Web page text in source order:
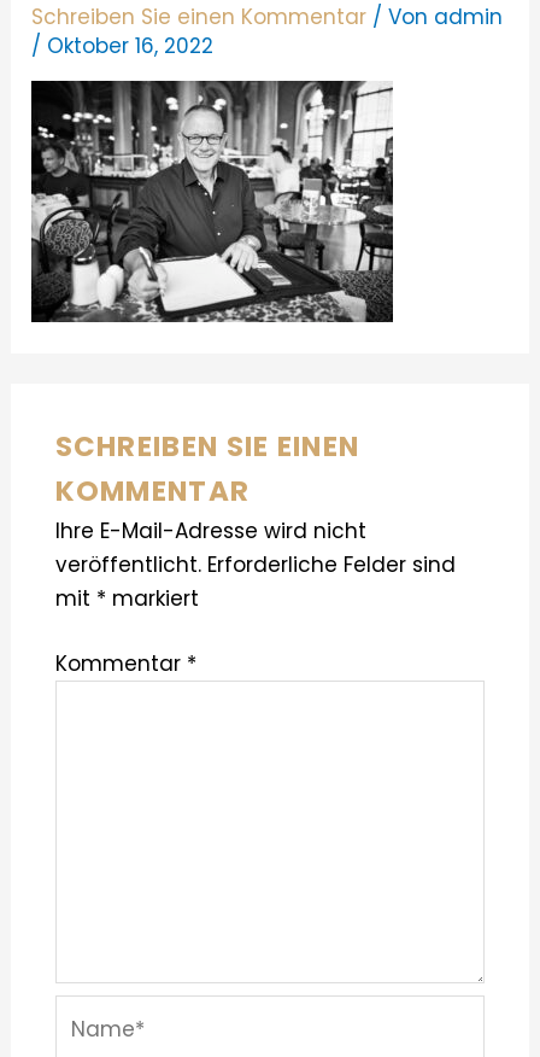
Schreiben Sie einen Kommentar / Von admin
/ Oktober 16, 2022
SCHREIBEN SIE EINEN
KOMMENTAR
Ihre E-Mail-Adresse wird nicht
veröffentlicht. Erforderliche Felder sind
mit * markiert
Kommentar *